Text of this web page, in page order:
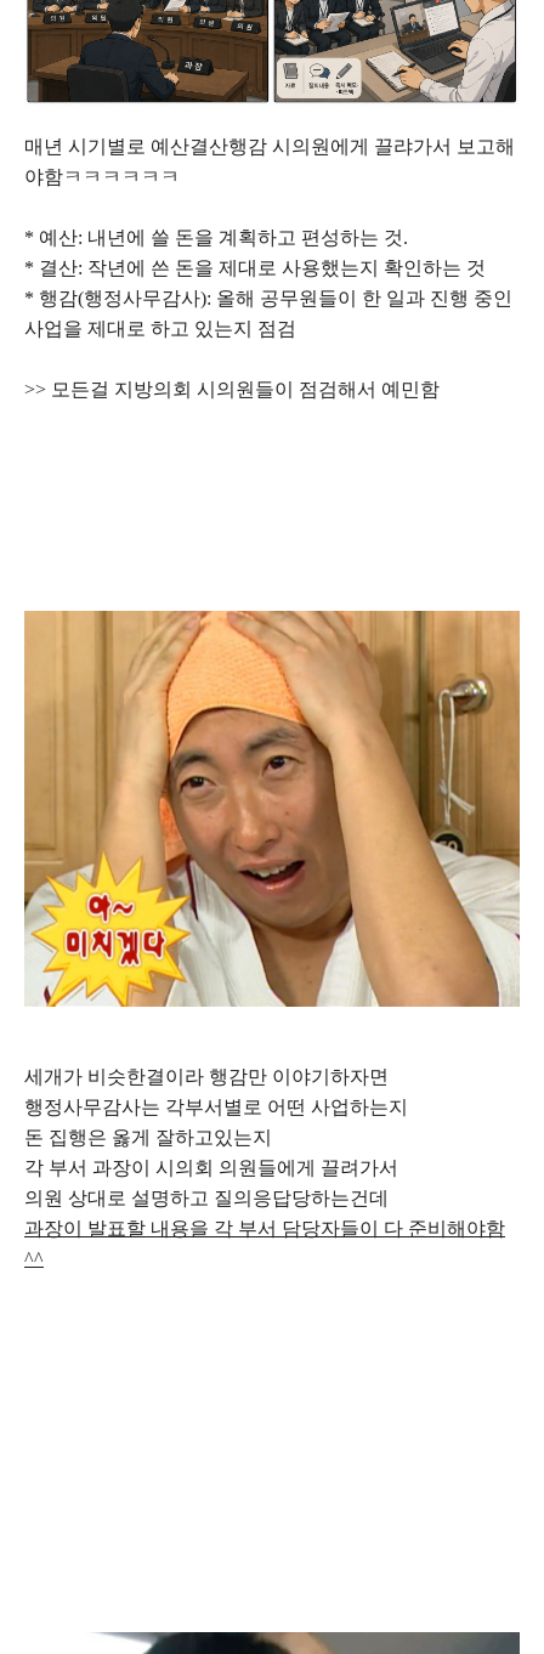
매년 시기별로 예산결산행감 시의원에게 끌랴가서 보고해
야함ㅋㅋㅋㅋㅋㅋ
* 예산: 내년에 쓸 돈을 계획하고 편성하는 것.
* 결산: 작년에 쓴 돈을 제대로 사용했는지 확인하는 것
* 행감(행정사무감사): 올해 공무원들이 한 일과 진행 중인
사업을 제대로 하고 있는지 점검
>> 모든걸 지방의회 시의원들이 점검해서 예민함
세개가 비슷한결이라 행감만 이야기하자면
행정사무감사는 각부서별로 어떤 사업하는지
돈 집행은 옳게 잘하고있는지
각 부서 과장이 시의회 의원들에게 끌려가서
의원 상대로 설명하고 질의응답당하는건데
과장이 발표할 내용을 각 부서 담당자들이 다 준비해야함
^^